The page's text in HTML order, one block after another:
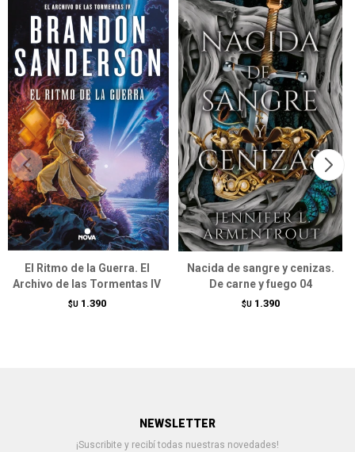
El Ritmo de la Guerra. El
Archivo de las Tormentas IV
$U 1.390
Nacida de sangre y cenizas.
De carne y fuego 04
$U 1.390
NEWSLETTER
¡Suscribite y recibí todas nuestras novedades!